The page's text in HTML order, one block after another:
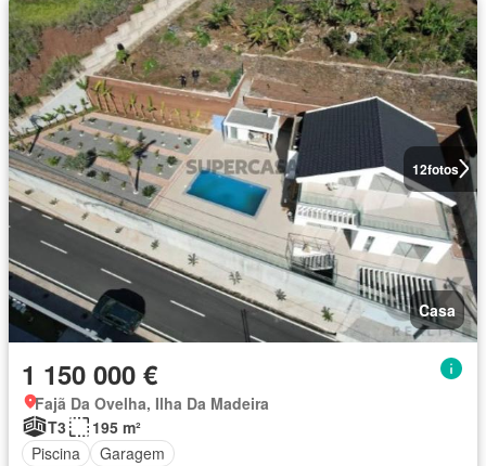
12fotos
Casa
1 150 000 €
Fajã Da Ovelha, Ilha Da Madeira
T3
195 m²
Piscina
Garagem